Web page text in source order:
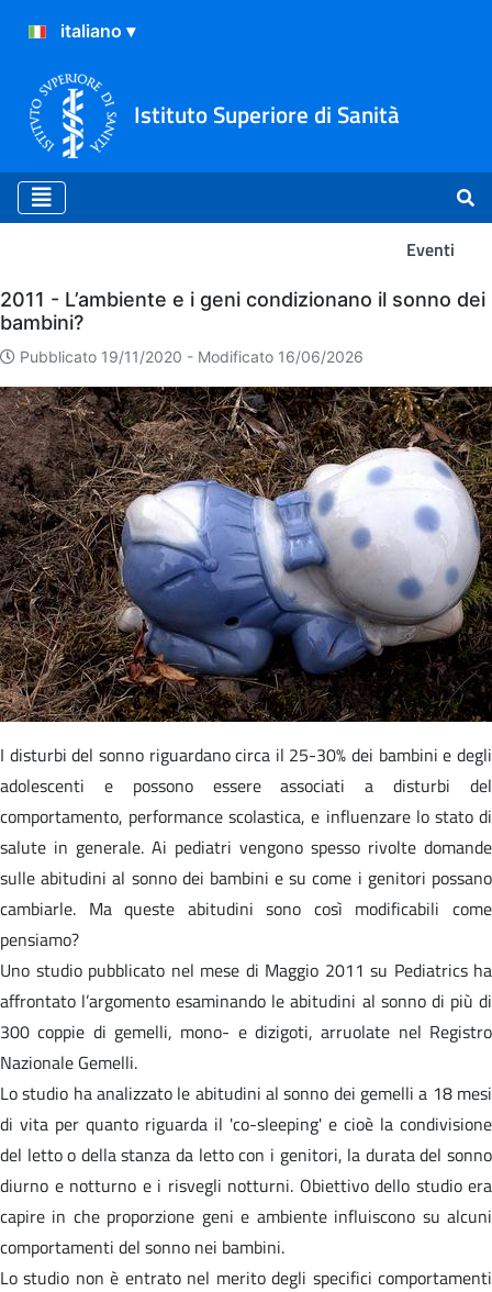
Istituto Superiore di Sanità
Eventi
Eventi
2011 - L’ambiente e i geni condizionano il sonno dei
bambini?
Pubblicato 19/11/2020 - Modificato 16/06/2026
I disturbi del sonno riguardano circa il 25-30% dei bambini e degli
adolescenti e possono essere associati a disturbi del
comportamento, performance scolastica, e influenzare lo stato di
salute in generale. Ai pediatri vengono spesso rivolte domande
sulle abitudini al sonno dei bambini e su come i genitori possano
cambiarle. Ma queste abitudini sono così modificabili come
pensiamo?
Uno studio pubblicato nel mese di Maggio 2011 su Pediatrics ha
affrontato l’argomento esaminando le abitudini al sonno di più di
300 coppie di gemelli, mono- e dizigoti, arruolate nel Registro
Nazionale Gemelli.
Lo studio ha analizzato le abitudini al sonno dei gemelli a 18 mesi
di vita per quanto riguarda il 'co-sleeping' e cioè la condivisione
del letto o della stanza da letto con i genitori, la durata del sonno
diurno e notturno e i risvegli notturni. Obiettivo dello studio era
capire in che proporzione geni e ambiente influiscono su alcuni
comportamenti del sonno nei bambini.
Lo studio non è entrato nel merito degli specifici comportamenti